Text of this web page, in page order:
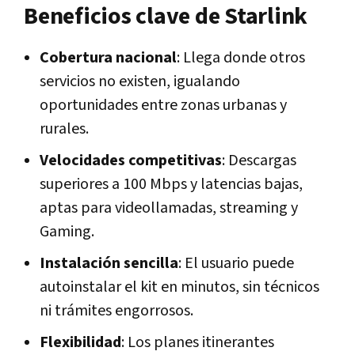
Beneficios clave de Starlink
Cobertura nacional: Llega donde otros
servicios no existen, igualando
oportunidades entre zonas urbanas y
rurales.
Velocidades competitivas: Descargas
superiores a 100 Mbps y latencias bajas,
aptas para videollamadas, streaming y
Gaming.
Instalación sencilla: El usuario puede
autoinstalar el kit en minutos, sin técnicos
ni trámites engorrosos.
Flexibilidad: Los planes itinerantes